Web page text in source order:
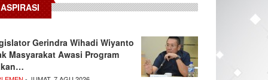
ASPIRASI
Gerindra Wihadi Wiyanto
Masyarakat Awasi Program